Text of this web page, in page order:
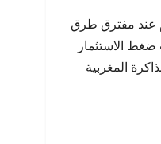
عند مفترق طرق
ضغط الاستثمار
المغربية